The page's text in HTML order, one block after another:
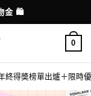
港澳
、信用卡付款
0
終得奬榜單出爐＋限時